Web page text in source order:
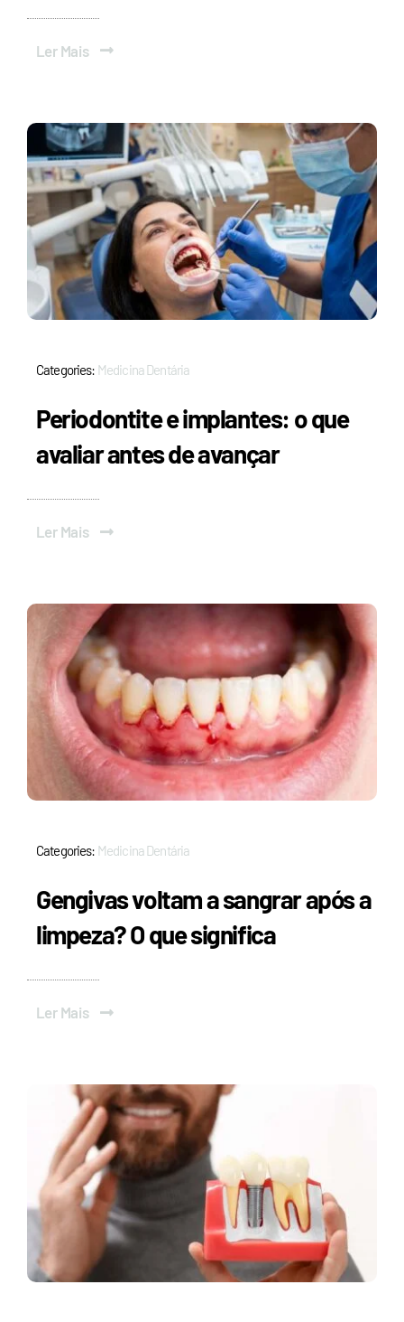
Ler Mais
Categories: Medicina Dentária
Periodontite e implantes: o que
avaliar antes de avançar
Ler Mais
Categories: Medicina Dentária
Gengivas voltam a sangrar após a
limpeza? O que significa
Ler Mais